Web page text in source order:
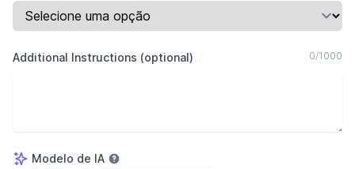
Additional Instructions (optional) 0/1000
Modelo de IA